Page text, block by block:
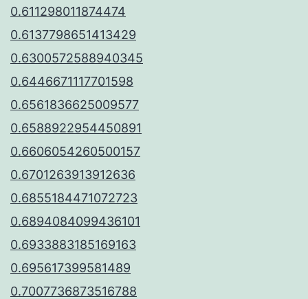
0.611298011874474
0.6137798651413429
0.6300572588940345
0.6446671117701598
0.6561836625009577
0.6588922954450891
0.6606054260500157
0.6701263913912636
0.6855184471072723
0.6894084099436101
0.6933883185169163
0.695617399581489
0.7007736873516788